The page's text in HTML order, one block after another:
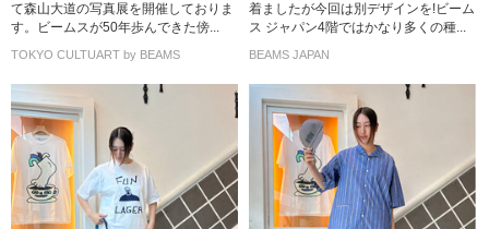
て森山大道の写真展を開催しておりま
す。ビームスが50年歩んできた傍...
TOKYO CULTUART by BEAMS
着ましたが今回は別デザインを!ビーム
ス ジャパン4階ではかなり多くの種...
BEAMS JAPAN